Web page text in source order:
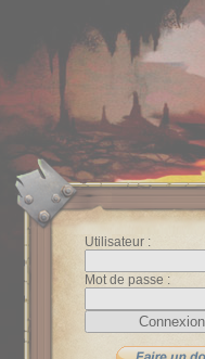
Utilisateur :
Mot de passe :